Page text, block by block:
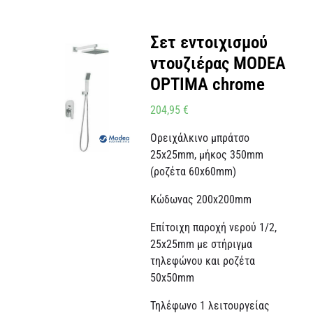
Σετ εντοιχισμού
ντουζιέρας MODEA
OPTIMA chrome
204,95 €
Ορειχάλκινο μπράτσο
25x25mm, μήκος 350mm
(ροζέτα 60x60mm)
Κώδωνας 200x200mm
Επίτοιχη παροχή νερού 1/2,
25x25mm με στήριγμα
τηλεφώνου και ροζέτα
50x50mm
Τηλέφωνο 1 λειτουργείας